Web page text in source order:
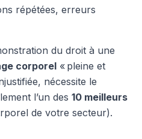
répétées, erreurs
du droit à une
corporel « pleine et
nécessite le
l’un des 10 meilleurs
de votre secteur).